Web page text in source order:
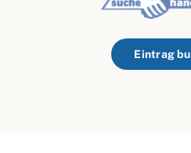
Eintrag